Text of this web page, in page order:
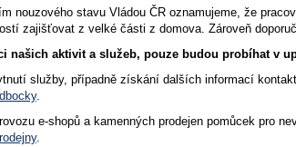
nouzového stavu Vládou ČR oznamujeme, že
zajišťovat z velké části z domova. Zároveň
našich aktivit a služeb, pouze budou probíhat v
služby, případně získání dalších informací
.
e-shopů a kamenných prodejen pomůcek pro
.